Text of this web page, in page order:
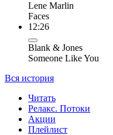
Lene Marlin
Faces
12:26
Blank & Jones
Someone Like You
Вся история
Читать
Релакс. Потоки
Акции
Плейлист